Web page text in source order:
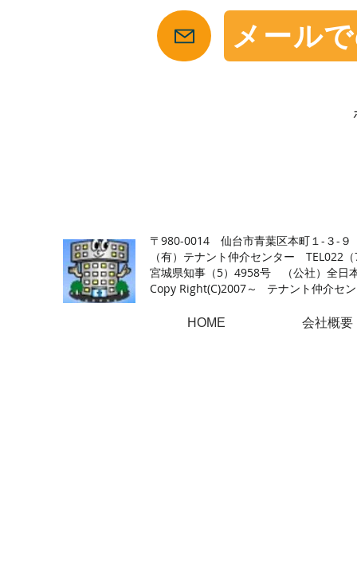
メール
〒980-0014 仙台市青葉区本町１-３-９
（有）テナント仲介センター TEL022
宮城県知事（5）4958号 （公社）全日
Copy Right(C)2007～ テナント仲介セ
HOME 会社概要